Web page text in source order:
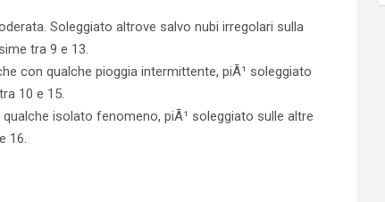
Soleggiato altrove salvo nubi irregolari sulla
tra 9 e 13.
con qualche pioggia intermittente, piÃ¹ soleggiato
10 e 15.
isolato fenomeno, piÃ¹ soleggiato sulle altre
16.